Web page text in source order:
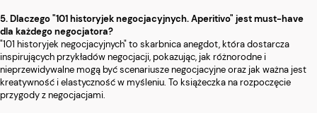
5. Dlaczego "101 historyjek negocjacyjnych. Aperitivo" jest must-have
dla każdego negocjatora?
"101 historyjek negocjacyjnych" to skarbnica anegdot, która dostarcza
inspirujących przykładów negocjacji, pokazując, jak różnorodne i
nieprzewidywalne mogą być scenariusze negocjacyjne oraz jak ważna jest
kreatywność i elastyczność w myśleniu. To książeczka na rozpoczęcie
przygody z negocjacjami.